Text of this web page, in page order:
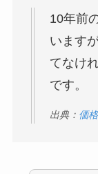
10年前
います
てなけ
です。
出典： 価